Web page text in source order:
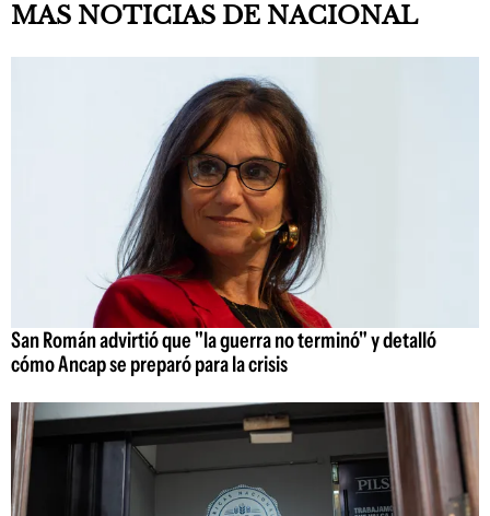
MAS NOTICIAS DE NACIONAL
San Román advirtió que "la guerra no terminó" y detalló
cómo Ancap se preparó para la crisis